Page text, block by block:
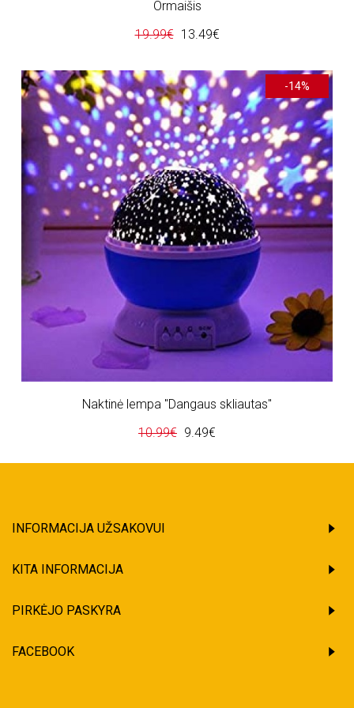
Ormaišis
19.99€ 13.49€
-14%
Naktinė lempa "Dangaus skliautas"
10.99€ 9.49€
INFORMACIJA UŽSAKOVUI
KITA INFORMACIJA
PIRKĖJO PASKYRA
FACEBOOK